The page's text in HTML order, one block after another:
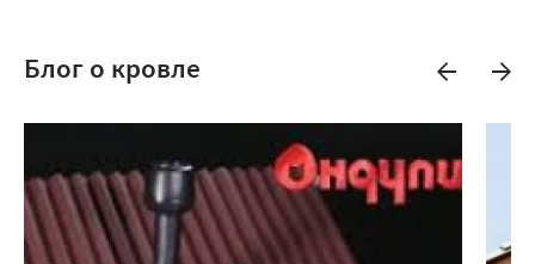
Блог о кровле